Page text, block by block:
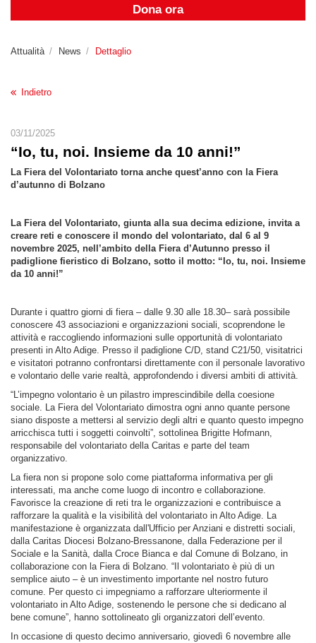
Dona ora
Attualità News Dettaglio
Indietro
03/11/2025
“Io, tu, noi. Insieme da 10 anni!”
La Fiera del Volontariato torna anche quest’anno con la Fiera
d’autunno di Bolzano
La Fiera del Volontariato, giunta alla sua decima edizione, invita a
creare reti e conoscere il mondo del volontariato, dal 6 al 9
novembre 2025, nell’ambito della Fiera d’Autunno presso il
padiglione fieristico di Bolzano, sotto il motto: “Io, tu, noi. Insieme
da 10 anni!”
Durante i quattro giorni di fiera – dalle 9.30 alle 18.30– sarà possibile
conoscere 43 associazioni e organizzazioni sociali, scoprendone le
attività e raccogliendo informazioni sulle opportunità di volontariato
presenti in Alto Adige. Presso il padiglione C/D, stand C21/50, visitatrici
e visitatori potranno confrontarsi direttamente con il personale lavorativo
e volontario delle varie realtà, approfondendo i diversi ambiti di attività.
“L’impegno volontario è un pilastro imprescindibile della coesione
sociale. La Fiera del Volontariato dimostra ogni anno quante persone
siano disposte a mettersi al servizio degli altri e quanto questo impegno
arricchisca tutti i soggetti coinvolti”, sottolinea Brigitte Hofmann,
responsabile del volontariato della Caritas e parte del team
organizzativo.
La fiera non si propone solo come piattaforma informativa per gli
interessati, ma anche come luogo di incontro e collaborazione.
Favorisce la creazione di reti tra le organizzazioni e contribuisce a
rafforzare la qualità e la visibilità del volontariato in Alto Adige. La
manifestazione è organizzata dall'Ufficio per Anziani e distretti sociali,
dalla Caritas Diocesi Bolzano-Bressanone, dalla Federazione per il
Sociale e la Sanità, dalla Croce Bianca e dal Comune di Bolzano, in
collaborazione con la Fiera di Bolzano. “Il volontariato è più di un
semplice aiuto – è un investimento importante nel nostro futuro
comune. Per questo ci impegniamo a rafforzare ulteriormente il
volontariato in Alto Adige, sostenendo le persone che si dedicano al
bene comune”, hanno sottolineato gli organizzatori dell’evento.
In occasione di questo decimo anniversario, giovedì 6 novembre alle